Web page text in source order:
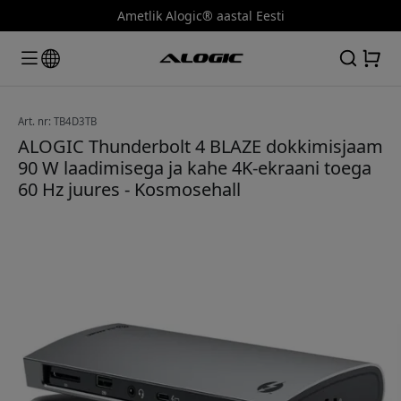
Ametlik Alogic® aastal Eesti
Art. nr: TB4D3TB
ALOGIC Thunderbolt 4 BLAZE dokkimisjaam
90 W laadimisega ja kahe 4K-ekraani toega
60 Hz juures - Kosmosehall